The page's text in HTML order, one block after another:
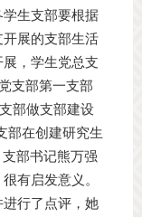
生支部要根据
展的支部生活
，学生党总支
支部第一支部
部做支部建设
部在创建研究生
部书记熊万强
有启发意义。
行了点评，她